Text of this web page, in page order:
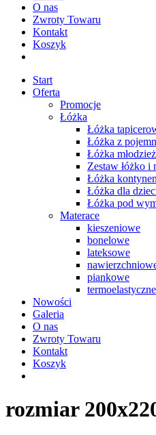
O nas
Zwroty Towaru
Kontakt
Koszyk
Start
Oferta
Promocje
Łóżka
Łóżka
Łóżka z
Łóżka
Zestaw łóżko i
Łóżka
Łóżka dla
Łóżka pod
Materace
kieszeniowe
bonelowe
lateksowe
piankowe
termoelastyczne
Nowości
Galeria
O nas
Zwroty Towaru
Kontakt
Koszyk
rozmiar